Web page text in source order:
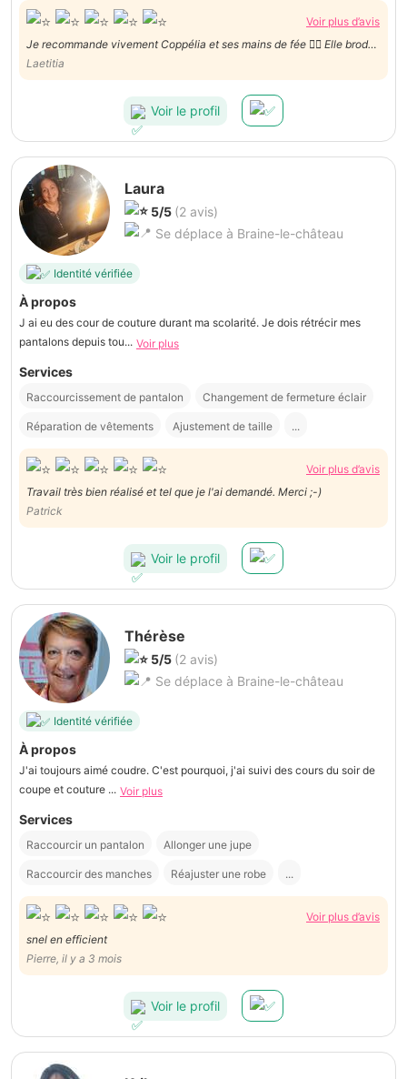
Voir plus d’avis
Je recommande vivement Coppélia et ses mains de fée 🧚‍♀️ Elle brode
magnifiquement bien. Merci pour le service demandé 😊 qui à été
traité avec rapidité, professionnalisme et beaucoup de sympathie 🤩
Laetitia
Voir le profil
Laura
5/5 (2 avis)
Se déplace à Braine-le-château
Identité vérifiée
À propos
J ai eu des cour de couture durant ma scolarité. Je dois rétrécir mes
pantalons depuis tou... Voir plus
Services
Raccourcissement de pantalon Changement de fermeture éclair
Réparation de vêtements Ajustement de taille ...
Voir plus d’avis
Travail très bien réalisé et tel que je l'ai demandé. Merci ;-)
Patrick
Voir le profil
Thérèse
5/5 (2 avis)
Se déplace à Braine-le-château
Identité vérifiée
À propos
J'ai toujours aimé coudre. C'est pourquoi, j'ai suivi des cours du soir de
coupe et couture ... Voir plus
Services
Raccourcir un pantalon Allonger une jupe
Raccourcir des manches Réajuster une robe ...
Voir plus d’avis
snel en efficient
Pierre, il y a 3 mois
Voir le profil